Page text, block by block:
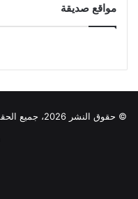
مواقع صديقة
© حقوق النشر 2026، جميع الحقوق محفوظة |